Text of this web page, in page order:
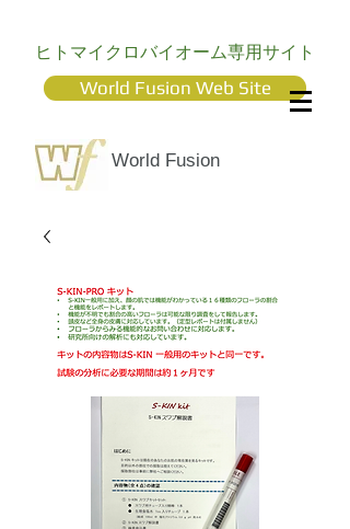
ヒトマイクロバイオーム専用サイト
World Fusion Web Site
World Fusion